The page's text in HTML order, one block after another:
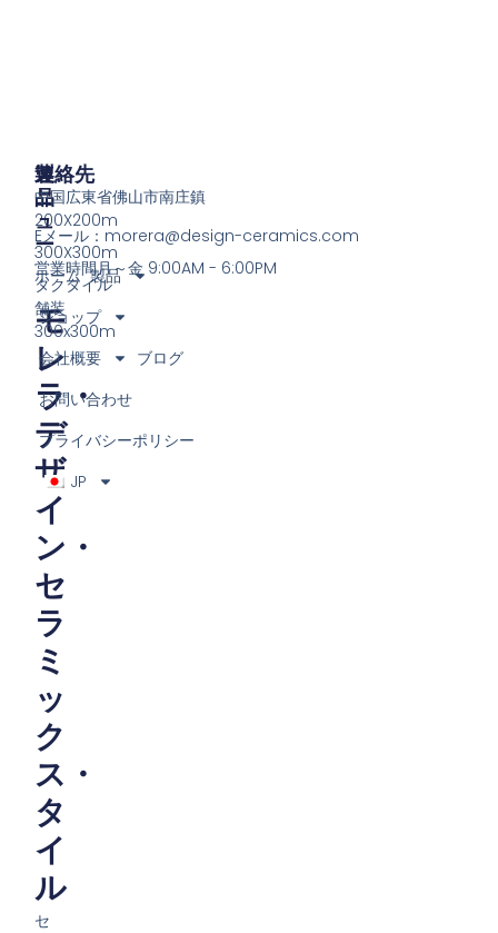
モ
レ
ラ・
デ
ザ
イ
ン・
セ
ラ
ミ
ッ
ク
ス・
タ
イ
ル
セ
製
品
200X200m
300X300m
タクタイル
舗装
300x300m
メ
ニ
ュ
ー
ホーム 製品
ショップ
会社概要
ブログ
お問い合わせ
プライバシーポリシー
JP
連絡先
中国広東省佛山市南庄鎮
Eメール： morera@design-ceramics.com
営業時間月～金 9:00AM - 6:00PM